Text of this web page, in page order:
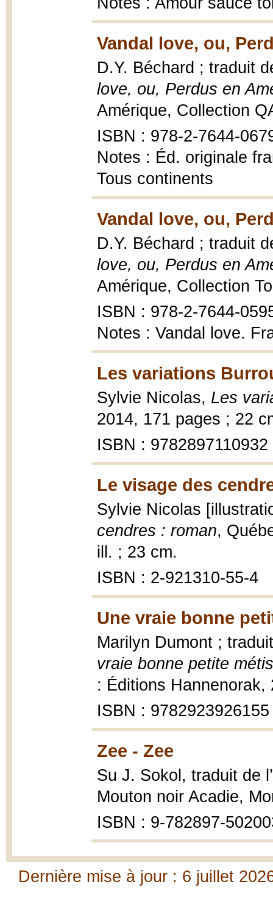
Vandal love, ou,
D.Y. Béchard ; traduit
love, ou, Perdus en
Amérique, Collection
ISBN : 978-2-7644-
Notes : Éd. originale
Tous continents
Vandal love, ou,
D.Y. Béchard ; traduit
love, ou, Perdus en
Amérique, Collection
ISBN : 978-2-7644-
Notes : Vandal love.
Les variations
Sylvie Nicolas, Les
2014, 171 pages ; 22
ISBN : 9782897110932
Le visage des
Sylvie Nicolas
cendres : roman,
ill. ; 23 cm.
ISBN : 2-921310-55-4
Une vraie bonne
Marilyn Dumont ;
vraie bonne petite
: Éditions
ISBN : 9782923926155
Zee - Zee
Su J. Sokol, traduit de
Mouton noir Acadie,
ISBN : 9-782897-
Dernière mise à jour : 6 juillet